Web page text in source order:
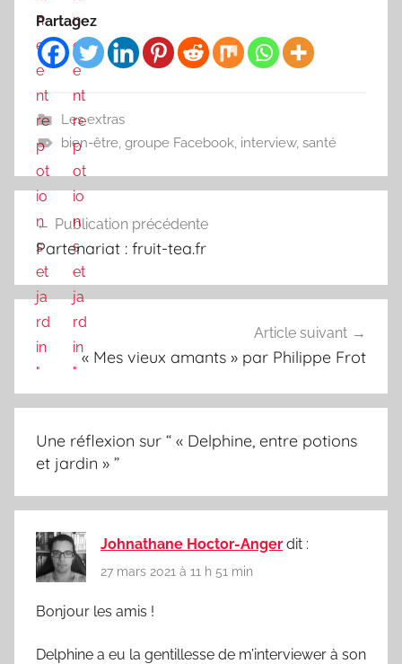
Partagez
Les extras
bien-être, groupe Facebook, interview, santé
Navigation
de
l’article
Publication précédente
Partenariat : fruit-tea.fr
Article suivant
« Mes vieux amants » par Philippe Frot
Une réflexion sur “ « Delphine, entre potions
et jardin » ”
Johnathane Hoctor-Anger dit :
27 mars 2021 à 11 h 51 min
Bonjour les amis !
Delphine a eu la gentillesse de m’interviewer à son